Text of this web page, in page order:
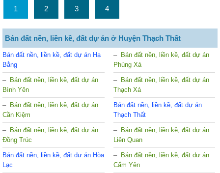
1 2 3 4
Bán đất nền, liền kề, đất dự án ở Huyện Thạch Thất
Bán đất nền, liền kề, đất dự án Hạ
Bằng
Bán đất nền, liền kề, đất dự án
Bình Yên
Bán đất nền, liền kề, đất dự án
Cần Kiệm
Bán đất nền, liền kề, đất dự án
Đồng Trúc
Bán đất nền, liền kề, đất dự án Hòa
Lạc
Bán đất nền, liền kề, đất dự án
Phùng Xá
Bán đất nền, liền kề, đất dự án
Thạch Xá
Bán đất nền, liền kề, đất dự án
Thạch Thất
Bán đất nền, liền kề, đất dự án
Liên Quan
Bán đất nền, liền kề, đất dự án
Cẩm Yên